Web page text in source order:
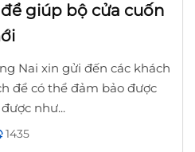
giúp bộ cửa cuốn
Nai xin gửi đến các khách
để có thể đảm bảo được
như...
1435